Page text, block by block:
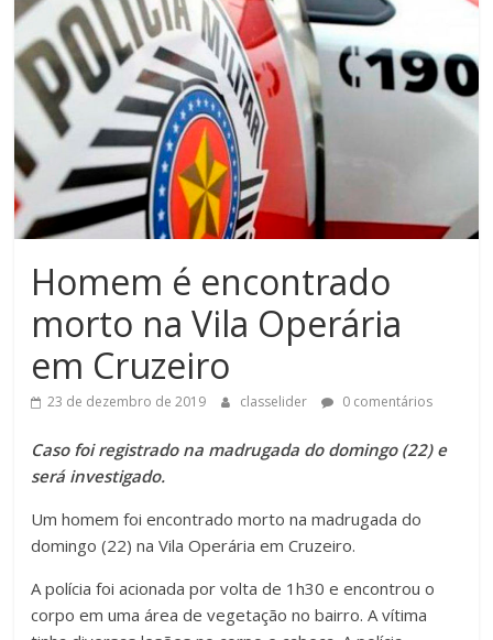
Homem é encontrado
morto na Vila Operária
em Cruzeiro
23 de dezembro de 2019 classelider 0 comentários
Caso foi registrado na madrugada do domingo (22) e
será investigado.
Um homem foi encontrado morto na madrugada do
domingo (22) na Vila Operária em Cruzeiro.
A polícia foi acionada por volta de 1h30 e encontrou o
corpo em uma área de vegetação no bairro. A vítima